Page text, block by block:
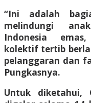
“Ini adalah
melindungi
Indonesia
kolektif tertib
pelanggaran dan
Pungkasnya.
Untuk diketahui,